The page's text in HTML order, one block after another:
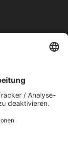
oder